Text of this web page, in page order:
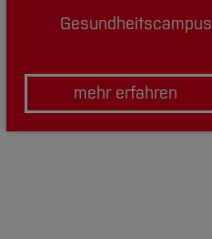
Gesundheits­campus
mehr erfahren